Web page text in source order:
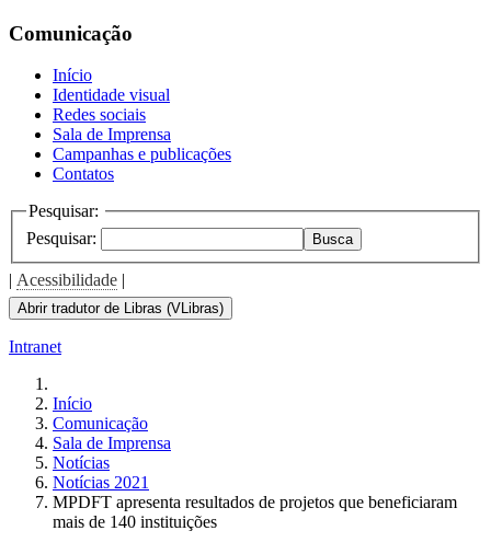
Comunicação
Início
Identidade visual
Redes sociais
Sala de Imprensa
Campanhas e publicações
Contatos
Pesquisar:
Pesquisar:
Busca
| Acessibilidade |
Abrir tradutor de Libras (VLibras)
Intranet
Início
Comunicação
Sala de Imprensa
Notícias
Notícias 2021
MPDFT apresenta resultados de projetos que beneficiaram
mais de 140 instituições